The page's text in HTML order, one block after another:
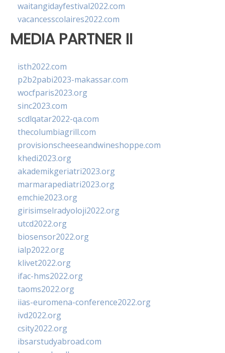
waitangidayfestival2022.com
vacancesscolaires2022.com
MEDIA PARTNER II
isth2022.com
p2b2pabi2023-makassar.com
wocfparis2023.org
sinc2023.com
scdlqatar2022-qa.com
thecolumbiagrill.com
provisionscheeseandwineshoppe.com
khedi2023.org
akademikgeriatri2023.org
marmarapediatri2023.org
emchie2023.org
girisimselradyoloji2022.org
utcd2022.org
biosensor2022.org
ialp2022.org
klivet2022.org
ifac-hms2022.org
taoms2022.org
iias-euromena-conference2022.org
ivd2022.org
csity2022.org
ibsarstudyabroad.com